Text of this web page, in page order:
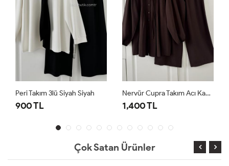
1,400 TL
Peri Takım 3lü Sarı Sarı
900 TL
Çok Satan Ürünler